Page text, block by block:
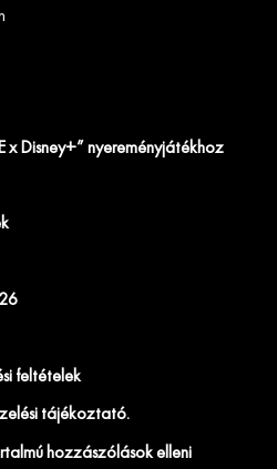
x Disney+” nyereményjátékhoz
feltételek
tájékoztató.
hozzászólások elleni